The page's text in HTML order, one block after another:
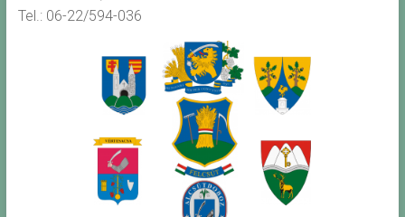
Tel.: 06-22/594-036